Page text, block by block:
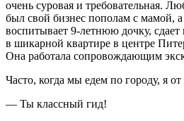
очень суровая и требовательная.
был свой бизнес пополам с мамой, а
воспитывает 9-летнюю дочку,
в шикарной квартире в центре
Она работала сопровождающим
Часто, когда мы едем по городу, я
— Ты классный гид!